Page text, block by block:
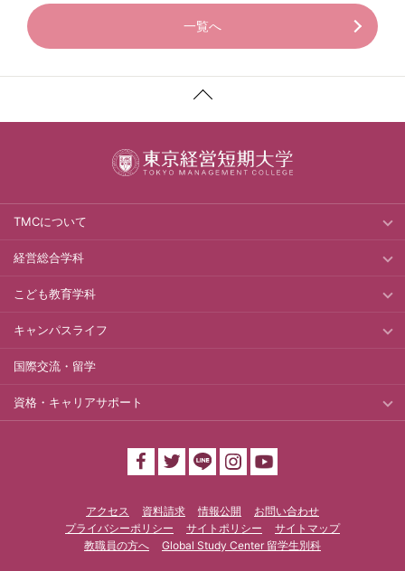
一覧へ
TMCについて
経営総合学科
こども教育学科
キャンパスライフ
国際交流・留学
資格・キャリアサポート
アクセス 資料請求 情報公開
お問い合わせ
プライバシーポリシー
サイトポリシー
サイトマップ
教職員の方へ
Global Study Center 留学生別科